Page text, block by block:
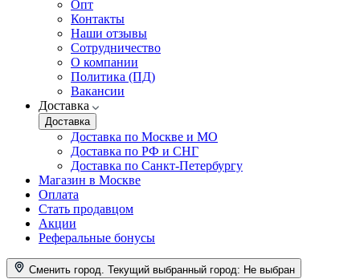
Опт
Контакты
Наши отзывы
Сотрудничество
О компании
Политика (ПД)
Вакансии
Доставка
Доставка
Доставка по Москве и МО
Доставка по РФ и СНГ
Доставка по Санкт-Петербургу
Магазин в Москве
Оплата
Стать продавцом
Акции
Реферальные бонусы
Сменить город. Текущий выбранный город: Не выбран